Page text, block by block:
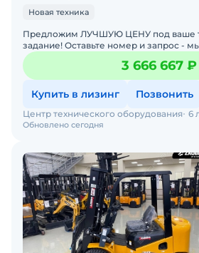
Новая техника
Предложим ЛУЧШУЮ ЦЕНУ под ваше
задание! Оставьте номер и запрос - мы подберем модель
со СКИДКОЙ. В наличии на складах новые вилочные
погрузчики
3 666 667 ₽
Купить в лизинг Позвонить
Обновлено сегодня
Центр технического оборудования 6